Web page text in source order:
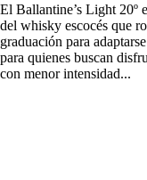
El Ballantine’s Light 20º
del whisky escocés que
graduación para
para quienes buscan
con menor intensidad...